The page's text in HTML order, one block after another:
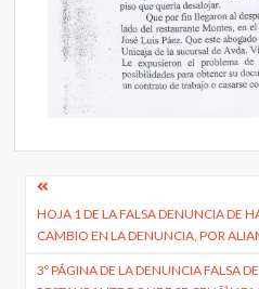
Navegación
de
entradas
HOJA 1 DE LA FALSA DENUNCIA DE
CAMBIO EN LA DENUNCIA, POR
3º PÁGINA DE LA DENUNCIA FALSA